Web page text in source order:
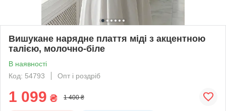
Вишукане нарядне плаття міді з акцентною
талією, молочно-біле
В наявності
Код: 54793
Опт і роздріб
1 099 ₴ 1 400 ₴